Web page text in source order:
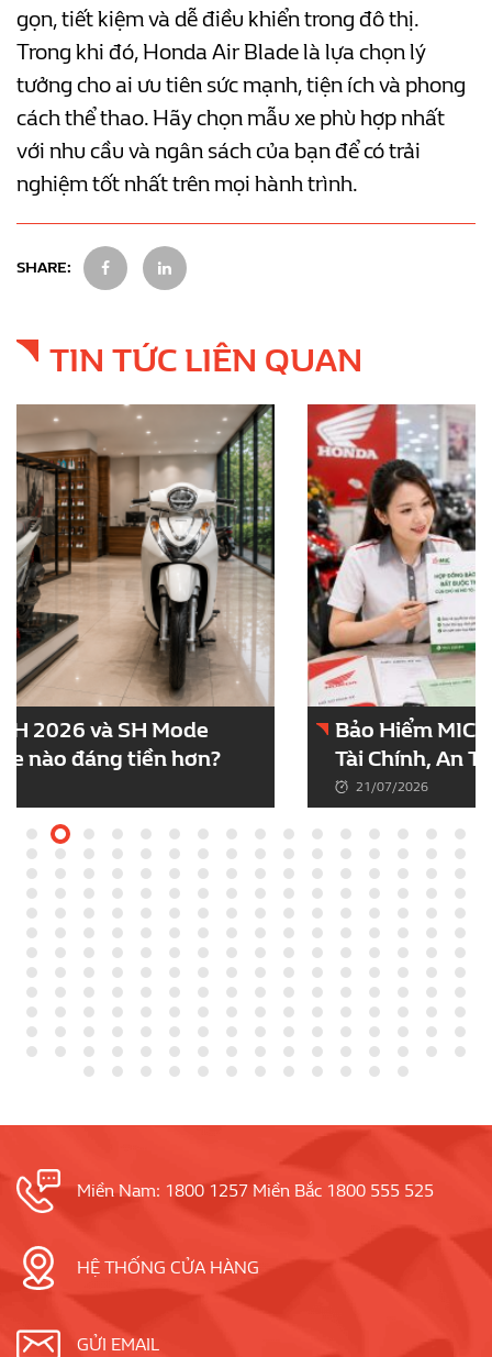
gọn, tiết kiệm và dễ điều khiển trong đô thị.
Trong khi đó, Honda Air Blade là lựa chọn lý
tưởng cho ai ưu tiên sức mạnh, tiện ích và phong
cách thể thao. Hãy chọn mẫu xe phù hợp nhất
với nhu cầu và ngân sách của bạn để có trải
nghiệm tốt nhất trên mọi hành trình.
SHARE:
TIN TỨC LIÊN QUAN
Bảo Hiểm MIC Xe Máy – Giải Pháp Bảo Vệ
Tài Chính, An Tâm Trên Mọi Hành Trình
Miền Nam: 1800 1257 Miền Bắc 1800 555 525
HỆ THỐNG CỬA HÀNG
GỬI EMAIL